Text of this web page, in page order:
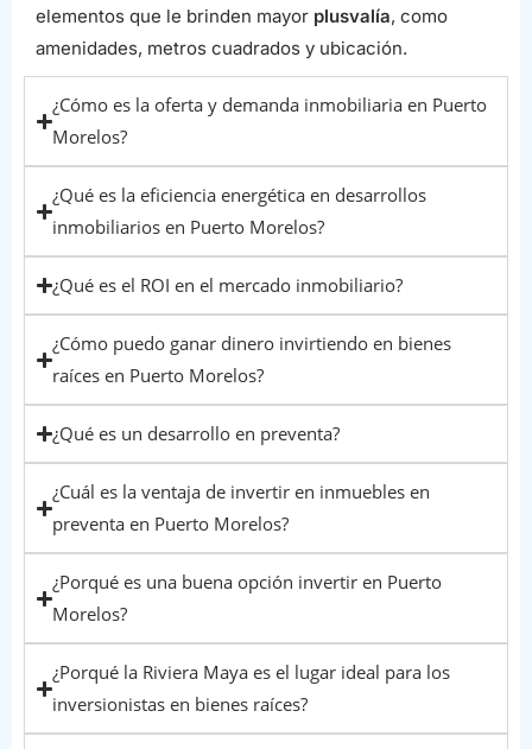
elementos que le brinden mayor plusvalía, como
amenidades, metros cuadrados y ubicación.
¿Cómo es la oferta y demanda inmobiliaria en Puerto
Morelos?
¿Qué es la eficiencia energética en desarrollos
inmobiliarios en Puerto Morelos?
¿Qué es el ROI en el mercado inmobiliario?
¿Cómo puedo ganar dinero invirtiendo en bienes
raíces en Puerto Morelos?
¿Qué es un desarrollo en preventa?
¿Cuál es la ventaja de invertir en inmuebles en
preventa en Puerto Morelos?
¿Porqué es una buena opción invertir en Puerto
Morelos?
¿Porqué la Riviera Maya es el lugar ideal para los
inversionistas en bienes raíces?